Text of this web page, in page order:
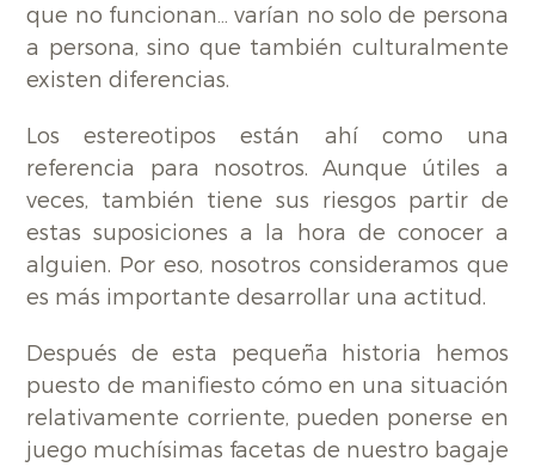
que no funcionan… varían no solo de persona
a persona, sino que también culturalmente
existen diferencias.
Los estereotipos están ahí como una
referencia para nosotros. Aunque útiles a
veces, también tiene sus riesgos partir de
estas suposiciones a la hora de conocer a
alguien. Por eso, nosotros consideramos que
es más importante desarrollar una actitud.
Después de esta pequeña historia hemos
puesto de manifiesto cómo en una situación
relativamente corriente, pueden ponerse en
juego muchísimas facetas de nuestro bagaje